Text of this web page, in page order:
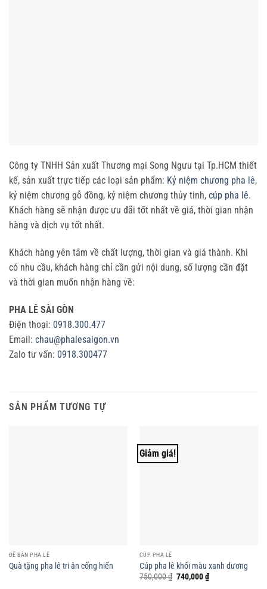
Công ty TNHH Sản xuất Thương mại Song Ngưu tại Tp.HCM thiết
kế, sản xuất trực tiếp các loại sản phẩm: Kỷ niệm chương pha lê,
kỷ niệm chương gỗ đồng, kỷ niệm chương thủy tinh, cúp pha lê.
Khách hàng sẽ nhận được ưu đãi tốt nhất về giá, thời gian nhận
hàng và dịch vụ tốt nhất.
Khách hàng yên tâm về chất lượng, thời gian và giá thành. Khi
có nhu cầu, khách hàng chỉ cần gửi nội dung, số lượng cần đặt
và thời gian muốn nhận hàng về:
PHA LÊ SÀI GÒN
Điện thoại: 0918.300.477
Email: chau@phalesaigon.vn
Zalo tư vấn: 0918.300477
SẢN PHẨM TƯƠNG TỰ
ĐỂ BÀN PHA LÊ
Quà tặng pha lê tri ân cống hiến
Giảm giá!
CÚP PHA LÊ
Cúp pha lê khối màu xanh dương
750,000₫ Giá
740,000₫Giá
hiện